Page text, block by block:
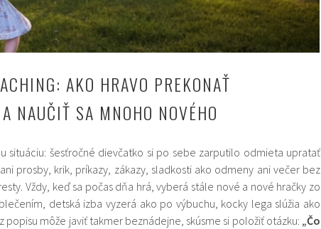
AKO HRAVO PREKONAŤ
NAUČIŤ SA MNOHO NOVÉHO
situáciu: šesťročné dievčatko si po sebe zarputilo odmieta upratať
prosby, krik, príkazy, zákazy, sladkosti ako odmeny ani večer bez
Vždy, keď sa počas dňa hrá, vyberá stále nové a nové hračky zo
detská izba vyzerá ako po výbuchu, kocky lega slúžia ako
popisu môže javiť takmer beznádejne, skúsme si položiť otázku: „Čo